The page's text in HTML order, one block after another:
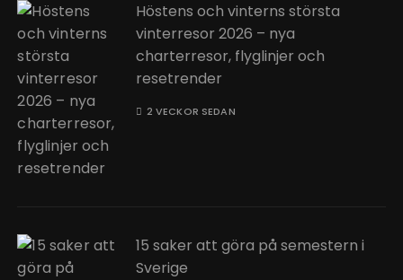
Höstens och vinterns största
vinterresor 2026 – nya
charterresor, flyglinjer och
resetrender
2 VECKOR SEDAN
15 saker att göra på semestern i
Sverige